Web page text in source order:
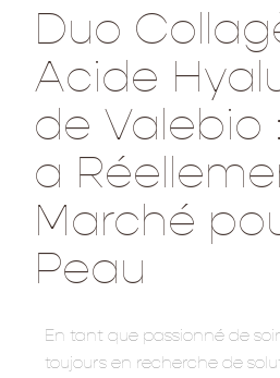
Duo
Acide
de Valebio
a
Marché
Peau
En tant que passionné de
toujours en recherche de